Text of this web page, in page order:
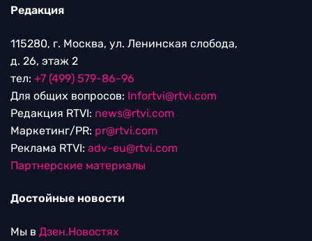
Редакция
115280, г. Москва, ул. Ленинская слобода,
д. 26, этаж 2
тел: +7 (499) 579-86-96
Для общих вопросов: Infortvi@rtvi.com
Редакция RTVI: news@rtvi.com
Маркетинг/PR: pr@rtvi.com
Реклама RTVI: adv-eu@rtvi.com
Партнерские материалы
Достойные новости
Мы в Дзен.Новостях